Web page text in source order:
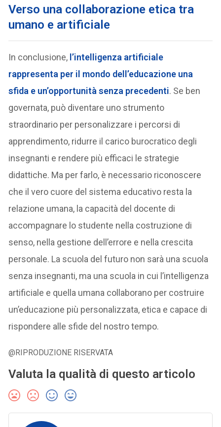
Verso una collaborazione etica tra
umano e artificiale
In conclusione, l’intelligenza artificiale
rappresenta per il mondo dell’educazione una
sfida e un’opportunità senza precedenti. Se ben
governata, può diventare uno strumento
straordinario per personalizzare i percorsi di
apprendimento, ridurre il carico burocratico degli
insegnanti e rendere più efficaci le strategie
didattiche. Ma per farlo, è necessario riconoscere
che il vero cuore del sistema educativo resta la
relazione umana, la capacità del docente di
accompagnare lo studente nella costruzione di
senso, nella gestione dell’errore e nella crescita
personale. La scuola del futuro non sarà una scuola
senza insegnanti, ma una scuola in cui l’intelligenza
artificiale e quella umana collaborano per costruire
un’educazione più personalizzata, etica e capace di
rispondere alle sfide del nostro tempo.
@RIPRODUZIONE RISERVATA
Valuta la qualità di questo articolo